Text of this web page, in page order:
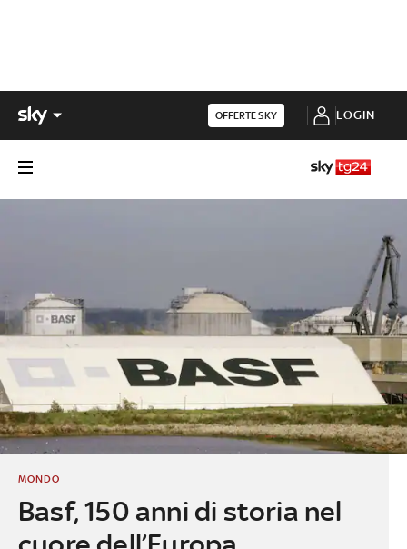
OFFERTE SKY LOGIN
Basf, 150 anni di storia nel
MONDO